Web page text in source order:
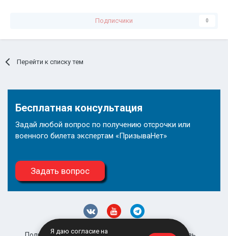
Подписчики 0
Перейти к списку тем
Бесплатная консультация
Задай любой вопрос по получению отсрочки или
военного билета экспертам «ПризываНет»
Задать вопрос
Я даю согласие на